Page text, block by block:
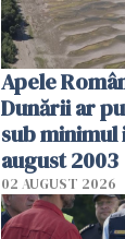
Apele
Dunării ar
sub
august 2003
02 AUGUST 2026